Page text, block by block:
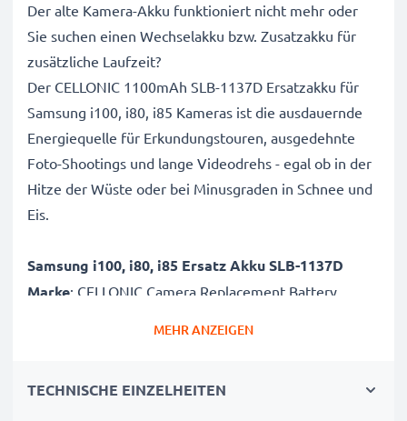
Der alte Kamera-Akku funktioniert nicht mehr oder
Sie suchen einen Wechselakku bzw. Zusatzakku für
zusätzliche Laufzeit?
Der CELLONIC 1100mAh SLB-1137D Ersatzakku für
Samsung i100, i80, i85 Kameras ist die ausdauernde
Energiequelle für Erkundungstouren, ausgedehnte
Foto-Shootings und lange Videodrehs - egal ob in der
Hitze der Wüste oder bei Minusgraden in Schnee und
Eis.
Samsung i100, i80, i85 Ersatz Akku SLB-1137D
Marke: CELLONIC Camera Replacement Battery
Abmessungen: 45.85 x 33.75 x 6.60mm
MEHR ANZEIGEN
TECHNISCHE EINZELHEITEN